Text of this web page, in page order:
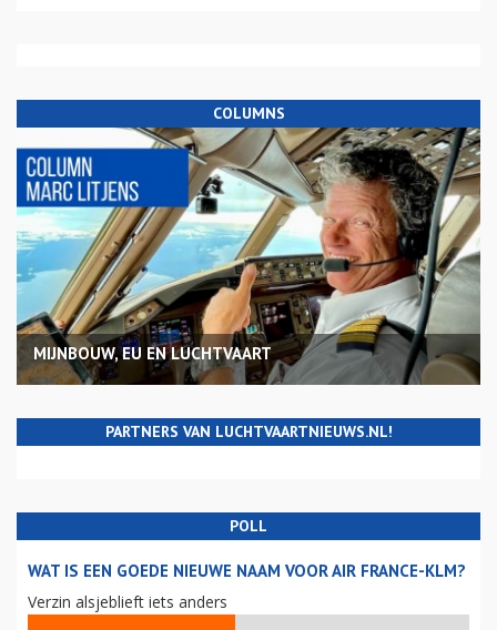
COLUMNS
MIJNBOUW, EU EN LUCHTVAART
PARTNERS VAN LUCHTVAARTNIEUWS.NL!
POLL
WAT IS EEN GOEDE NIEUWE NAAM VOOR AIR FRANCE-KLM?
Verzin alsjeblieft iets anders